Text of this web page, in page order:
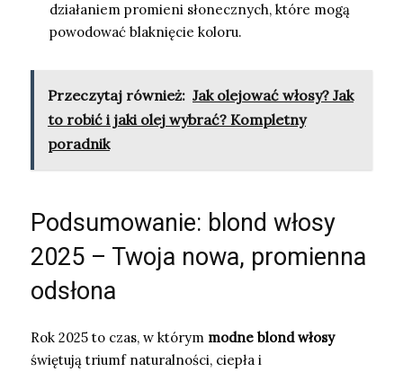
działaniem promieni słonecznych, które mogą
powodować blaknięcie koloru.
Przeczytaj również: Jak olejować włosy? Jak
to robić i jaki olej wybrać? Kompletny
poradnik
Podsumowanie: blond włosy
2025 – Twoja nowa, promienna
odsłona
Rok 2025 to czas, w którym modne blond włosy
świętują triumf naturalności, ciepła i